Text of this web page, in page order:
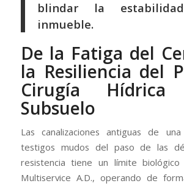
blindar la
inmueble.
De la Fatiga del
la Resiliencia del
Cirugía
Subsuelo
Las canalizaciones antiguas de
testigos mudos del paso de las
resistencia tiene un límite biológico
Multiservice A.D., operando de